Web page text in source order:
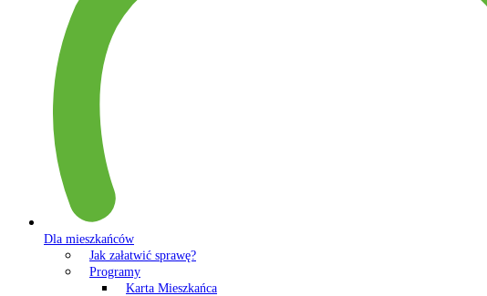
Dla mieszkańców
Jak załatwić sprawę?
Programy
Karta Mieszkańca